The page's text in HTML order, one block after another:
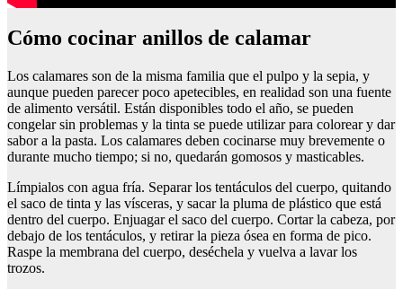
Cómo cocinar anillos de calamar
Los calamares son de la misma familia que el pulpo y la sepia, y
aunque pueden parecer poco apetecibles, en realidad son una fuente
de alimento versátil. Están disponibles todo el año, se pueden
congelar sin problemas y la tinta se puede utilizar para colorear y dar
sabor a la pasta. Los calamares deben cocinarse muy brevemente o
durante mucho tiempo; si no, quedarán gomosos y masticables.
Límpialos con agua fría. Separar los tentáculos del cuerpo, quitando
el saco de tinta y las vísceras, y sacar la pluma de plástico que está
dentro del cuerpo. Enjuagar el saco del cuerpo. Cortar la cabeza, por
debajo de los tentáculos, y retirar la pieza ósea en forma de pico.
Raspe la membrana del cuerpo, deséchela y vuelva a lavar los
trozos.